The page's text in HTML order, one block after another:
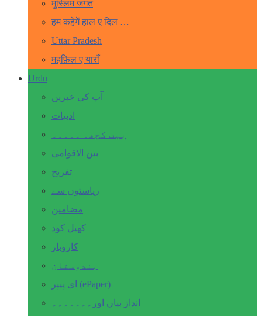
मुस्लिम जगत
हम कहेगें हाल ए दिल …
Uttar Pradesh
महफ़िल ए याराँ
Urdu
آپ کی خبریں
ادبیات
بہت کچھ۔ ۔۔۔۔۔
بین الاقوامی
تفریح
ریاستوں سے
مضامین
کھیل کود
کاروبار
ہندوستان
ای پیپر (ePaper)
انداز بیاں اور۔۔۔۔۔۔۔